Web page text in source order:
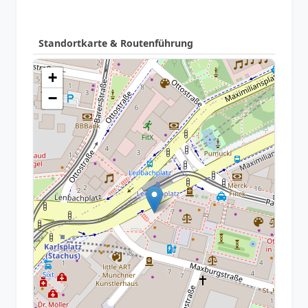
Standortkarte & Routenführung
+
−